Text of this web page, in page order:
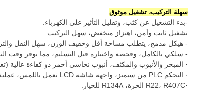
سهلة التركيب، تشغيل موثوق
-بدء التشغيل عن كثب، وتقليل التأثير على الكهرباء.
تشغيل ثابت وآمن، اهتزاز منخفض، سهل التركيب.
- هيكل مدمج، يتطلب مساحة أقل وخفيف الوزن، سهل النقل
- سلكي بالكامل، وفحصه واختباره قبل التسليم، مما يوفر وقت
· المبخر والأنبوب والمكثف، أنبوب نحاسي أحمر ذو كفاءة عالية
· التحكم PLC من سيمنز، واجهة شاشة LCD تعمل باللمس، عملية سهلة، تصميم قياسي مشحون.المكونات الكهربائية شنايدر.
·R22، R407C الحرة، R134A للخيار.